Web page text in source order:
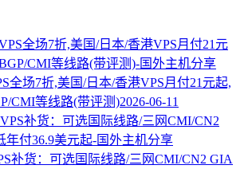
全场7折,美国/日本/香港VPS月付21元起,
CMI等线路(带评测)2026-06-11
补货：可选国际线路/三网CMI/CN2 GIA